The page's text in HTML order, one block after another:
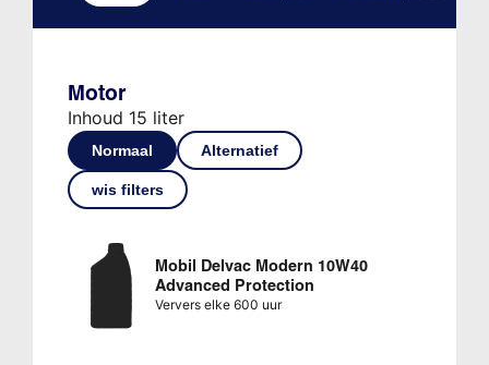
Motor
Inhoud 15 liter
Normaal Alternatief
wis filters
Mobil Delvac Modern 10W40
Advanced Protection
Ververs elke 600 uur